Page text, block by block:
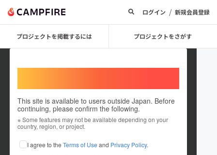
ログイン / 新規会員登録
プロジェクトを掲載するには プロジェクトをさがす
This site is available to users outside Japan. Before
continuing, please confirm the following.
※ Some features may not be available depending on your
country, region, or project.
I agree to the Terms of Use and Privacy Policy.
Hidetakajapan
これまでに1件のプロジェクトを投稿しています